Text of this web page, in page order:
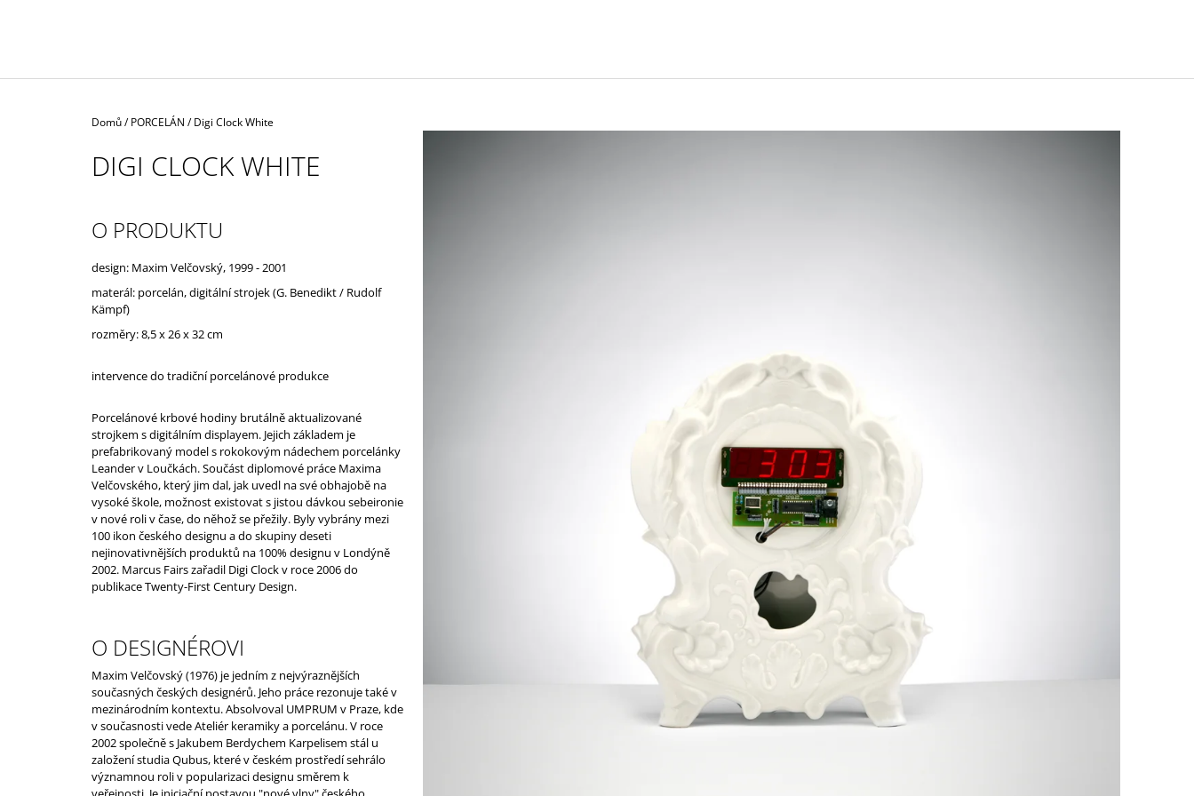
Domů/ PORCELÁN / Digi Clock White
DIGI CLOCK WHITE
O PRODUKTU
design: Maxim Velčovský, 1999 - 2001
materál: porcelán, digitální strojek(G. Benedikt / Rudolf
Kämpf)
rozměry: 8,5 x 26 x 32 cm
intervence do tradiční porcelánové produkce
Porcelánové krbové hodiny brutálně aktualizované
strojkem s digitálním displayem. Jejich základem je
prefabrikovaný model s rokokovým nádechem porcelánky
Leander v Loučkách. Součást diplomové práce Maxima
Velčovského, který jim dal, jak uvedl na své obhajobě na
vysoké škole, možnost existovat s jistou dávkou sebeironie
v nové roli v čase, do něhož se přežily. Byly vybrány mezi
100 ikon českého designu a do skupiny deseti
nejinovativnějších produktů na 100% designu v Londýně
2002. Marcus Fairs zařadil Digi Clock v roce 2006 do
publikace Twenty-First Century Design.
O DESIGNÉROVI
Maxim Velčovský (1976) je jedním z nejvýraznějších
současných českých designérů. Jeho práce rezonuje také v
mezinárodním kontextu. Absolvoval UMPRUM v Praze, kde
v současnosti vede Ateliér keramiky a porcelánu. V roce
2002 společně s Jakubem Berdychem Karpelisem stál u
založení studia Qubus, které v českém prostředí sehrálo
významnou roli v popularizaci designu směrem k